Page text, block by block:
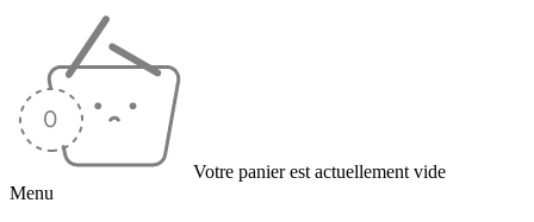
Votre panier est actuellement vide
Menu